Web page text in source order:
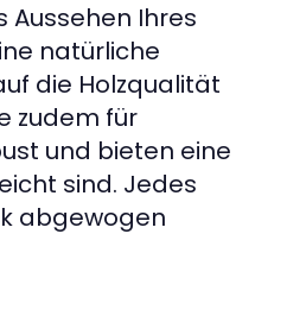
Ihres
natürliche
die Holzqualität
zudem für
und bieten eine
sind. Jedes
abgewogen